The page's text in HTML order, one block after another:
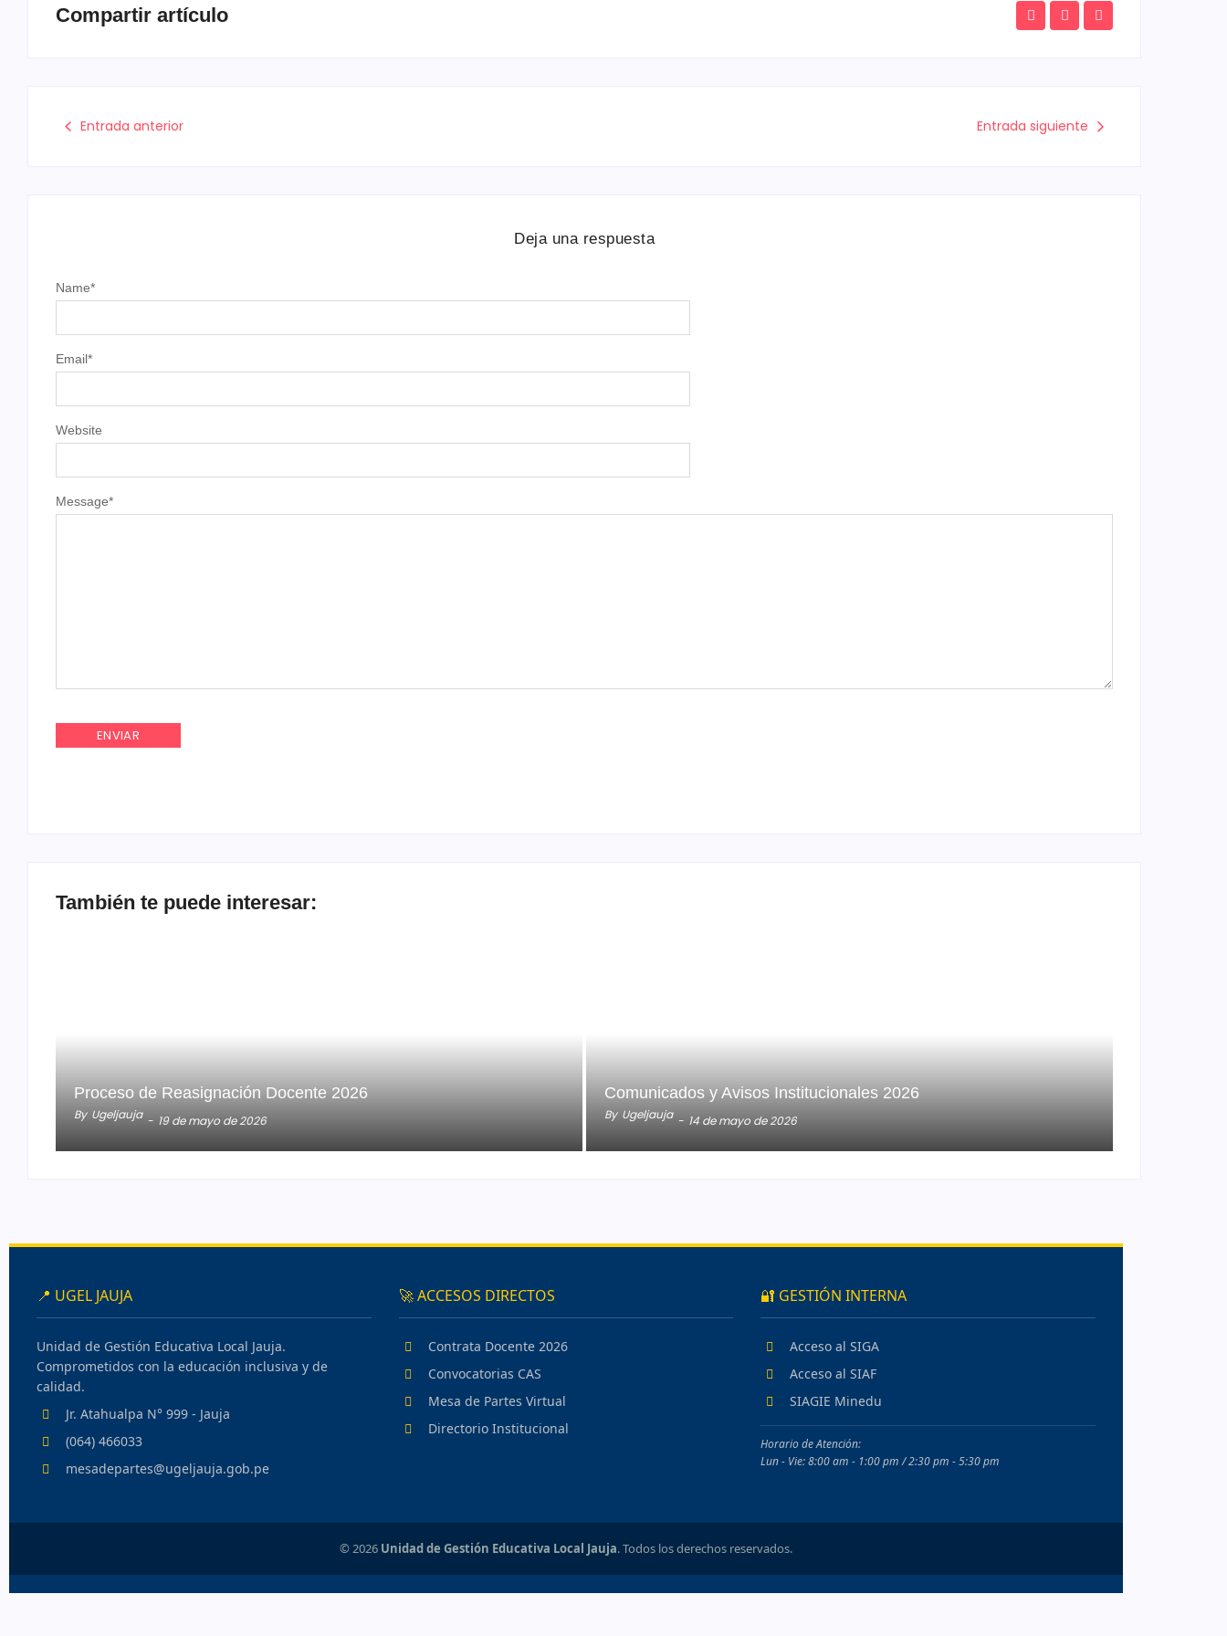
Compartir artículo
Entrada anterior Entrada siguiente
Deja una respuesta
Message*
Name*
Email*
Website
También te puede interesar:
Proceso de Reasignación Docente 2026
By Ugeljauja - 19 de mayo de 2026
Comunicados y Avisos Institucionales 2026
By Ugeljauja - 14 de mayo de 2026
📍 UGEL JAUJA
Unidad de Gestión Educativa Local Jauja.
Comprometidos con la educación inclusiva y de
calidad.
Jr. Atahualpa N° 999 - Jauja
(064) 466033
mesadepartes@ugeljauja.gob.pe
🚀 ACCESOS DIRECTOS
Contrata Docente 2026
Convocatorias CAS
Mesa de Partes Virtual
Directorio Institucional
🔐 GESTIÓN INTERNA
Acceso al SIGA
Acceso al SIAF
SIAGIE Minedu
Horario de Atención:
Lun - Vie: 8:00 am - 1:00 pm / 2:30 pm - 5:30 pm
© 2026 Unidad de Gestión Educativa Local Jauja. Todos los derechos reservados.